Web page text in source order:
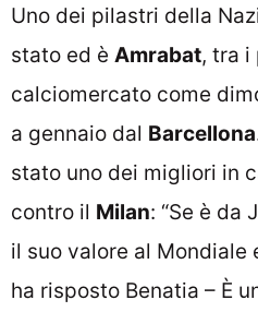
Uno dei pilastri della
stato ed è Amrabat, tra i
calciomercato come
a gennaio dal Barcellona
stato uno dei migliori in
contro il Milan: “Se è da
il suo valore al Mondiale
ha risposto Benatia – È